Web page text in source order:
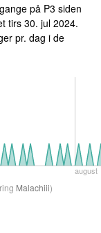
gange på P3 siden
tirs 30. jul 2024.
pr. dag i de
august
Malachiii)